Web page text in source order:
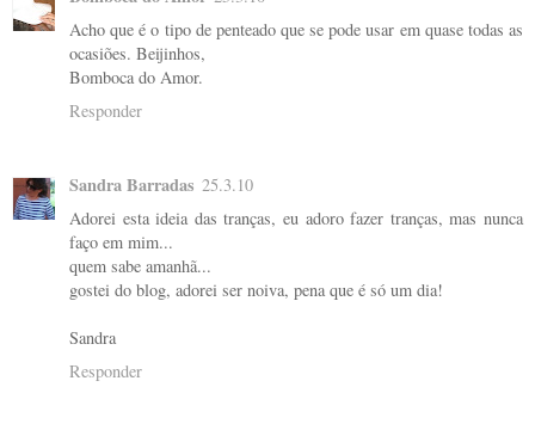
Acho que é o tipo de penteado que se pode usar em quase todas as
ocasiões. Beijinhos,
Bomboca do Amor.
Responder
Sandra Barradas 25.3.10
Adorei esta ideia das tranças, eu adoro fazer tranças, mas nunca
faço em mim...
quem sabe amanhã...
gostei do blog, adorei ser noiva, pena que é só um dia!
Sandra
Responder